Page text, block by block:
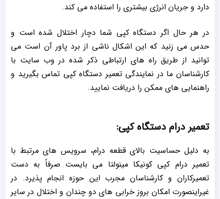
دارد و جریان انرژی بیشتری را استفاده می کند.
در هر حال اگر دستگاه کپی شما دچار اختلال شده است و
حدس می زنید که این اشکال ناشی از برد پاور آن است می
توانید از طریق راه های ارتباطی ذکر شده در وب سایت با
کارشناسان ما در نمایندگی تعمیر دستگاه کپی تماس بگیرید و
راهنمایی های ممکن را دریافت نمایید.
تعمیر درام دستگاه کپی:
به دلیل حساسیت بالای قطعه درام، سرویس های مرتبط با
تعمیر درام کپی کونیکا مینولتا می بایست صرفاً به دست
تعمیرکاران و کارشناسان مجرب این حوزه انجام پذیرد. در
غیراینصورت امکان بروز خرابی های دو چندان و اختلال در سایر